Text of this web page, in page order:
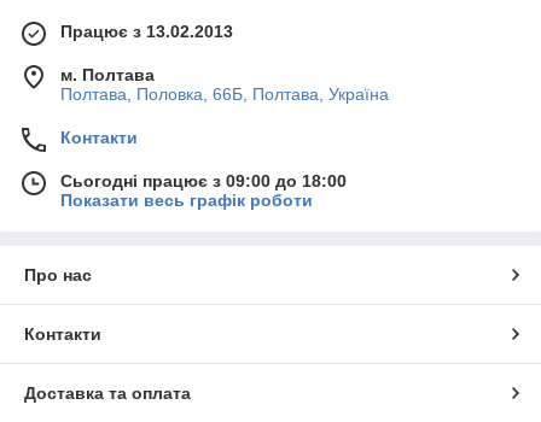
Працює з 13.02.2013
м. Полтава
Полтава, Половка, 66Б, Полтава, Україна
Контакти
Сьогодні працює з 09:00 до 18:00
Показати весь графік роботи
Про нас
Контакти
Доставка та оплата